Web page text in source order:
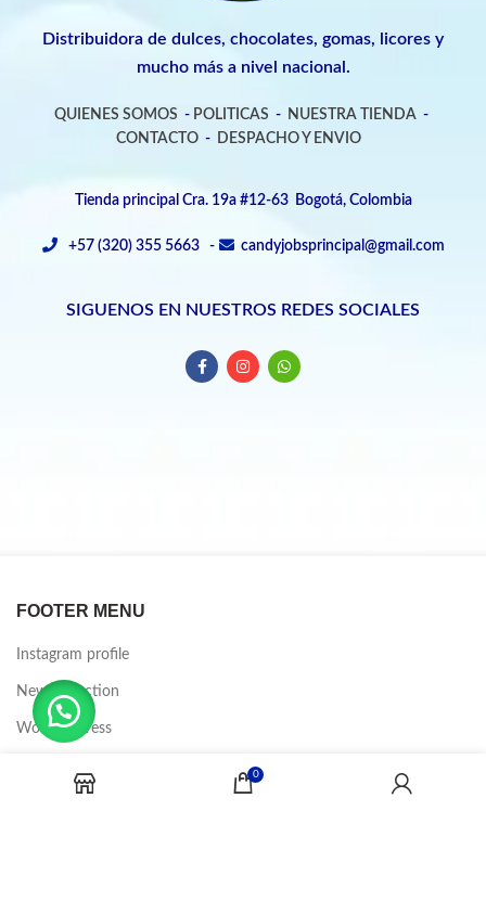
Distribuidora de dulces, chocolates, gomas, licores y
mucho más a nivel nacional.
QUIENES SOMOS - POLITICAS - NUESTRA TIENDA -
CONTACTO- DESPACHO Y ENVIO
Tienda principal Cra. 19a #12-63 Bogotá, Colombia
+57 (320) 355 5663 - candyjobsprincipal@gmail.com
SIGUENOS EN NUESTROS REDES SOCIALES
FOOTER MENU
Instagram profile
New Collection
Woman Dress
0